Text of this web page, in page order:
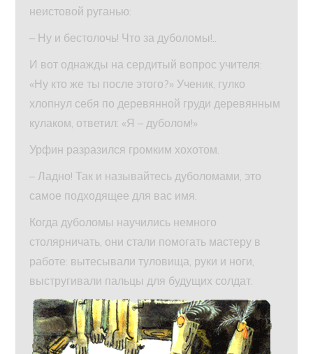
неистовой руганью:
– Ну и бестолочь! Что за дуболомы!..
И вот однажды на сердитый вопрос учителя:
«Ну кто же ты после этого?» Ученик, гулко
хлопнул себя по деревянной груди деревянным
кулаком, ответил: «Я – дуболом!»
Урфин разразился громким хохотом.
– Ладно! Так и называйтесь дуболомами, это
самое подходящее для вас имя.
Когда дуболомы научились немного
столярничать, они стали помогать мастеру в
работе: вытесывали туловища, руки и ноги,
выстругивали пальцы для будущих солдат.